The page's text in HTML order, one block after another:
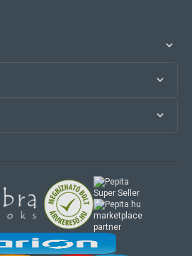
marketplace
partner